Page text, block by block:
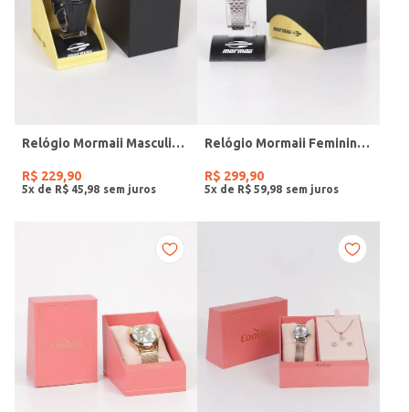
Relógio Mormaii Masculino PRETO
R$ 229,90
5x de R$ 45 98
Relógio Mormaii Feminino PRATA
R$ 299,90
5x de R$ 59 98